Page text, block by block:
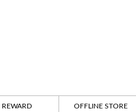
REWARD OFFLINE STORE